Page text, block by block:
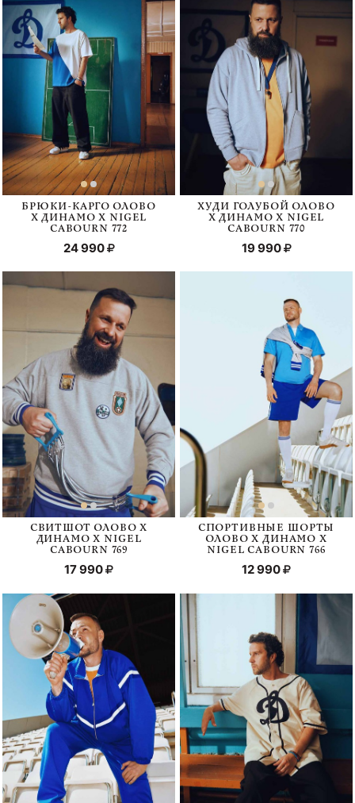
БРЮКИ-КАРГО ОЛОВО
Х ДИНАМО Х NIGEL
CABOURN 772
24 990
ХУДИ ГОЛУБОЙ ОЛОВО
Х ДИНАМО Х NIGEL
CABOURN 770
19 990
СВИТШОТ ОЛОВО Х
ДИНАМО Х NIGEL
CABOURN 769
17 990
СПОРТИВНЫЕ ШОРТЫ
ОЛОВО Х ДИНАМО Х
NIGEL CABOURN 766
12 990